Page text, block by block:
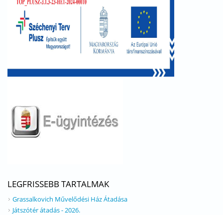
LEGFRISSEBB TARTALMAK
Grassalkovich Művelődési Ház Átadása
Játszótér átadás - 2026.